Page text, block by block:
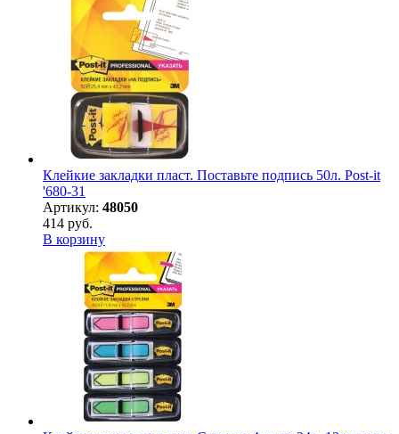
Клейкие закладки пласт. Поставьте подпись 50л. Post-it
'680-31
Артикул: 48050
414 руб.
В корзину